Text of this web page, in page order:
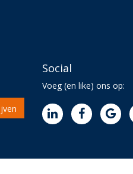
Social
Voeg (en like) ons op: